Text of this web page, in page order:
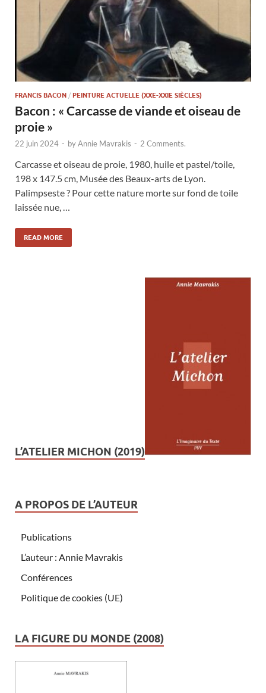
FRANCIS BACON / PEINTURE ACTUELLE (XXE-XXIE SIÈCLES)
Bacon : « Carcasse de viande et oiseau de
proie »
22 juin 2024 - byAnnie Mavrakis - 2 Comments.
Carcasse et oiseau de proie, 1980, huile et pastel/toile,
198 x 147.5 cm, Musée des Beaux-arts de Lyon.
Palimpseste ? Pour cette nature morte sur fond de toile
laissée nue, …
READ MORE
L’ATELIER MICHON (2019)
A PROPOS DE L’AUTEUR
Publications
L’auteur : Annie Mavrakis
Conférences
Politique de cookies (UE)
LA FIGURE DU MONDE (2008)